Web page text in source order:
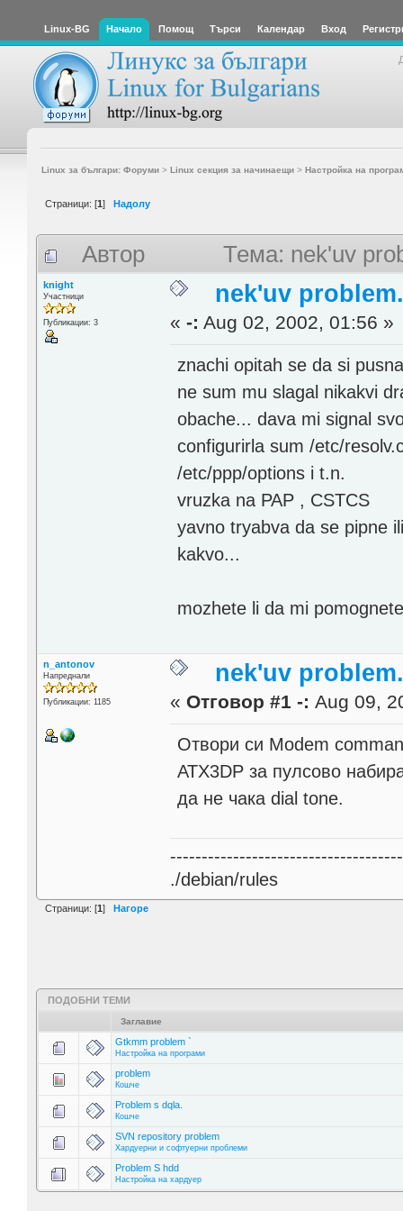
Linux-BG Начало Помощ Търси Календар Вход
Linux за българи: Форуми> Linux секция за начинаещи> Настройка на
Страници: [1] Надолу
Автор Тема: nek'uv
knight
Участници
Публикации: 3
nek'uv
«-: Aug 02, 2002, 01:56 »
znachi opitah se da si
ne sum mu slagal nikakvi
obache... dava mi signal
configurirla sum /etc/
/etc/ppp/options i t.n.
vruzka na PAP , CSTCS
yavno tryabva da se pipne
kakvo...
mozhete li da mi
n_antonov
Напреднали
Публикации: 1185
nek'uv
« Отговор #1 -: Aug 09,
Отвори си Modem
ATX3DP за пулсово
да не чака dial tone.
./debian/rules
Страници: [1] Нагоре
ПОДОБНИ ТЕМИ
Заглавие
Gtkmm problem `
Настройка на програми
problem
Кошче
Problem s dqla.
Кошче
SVN repository problem
Хардуерни и софтуерни проблеми
Problem S hdd
Настройка на хардуер